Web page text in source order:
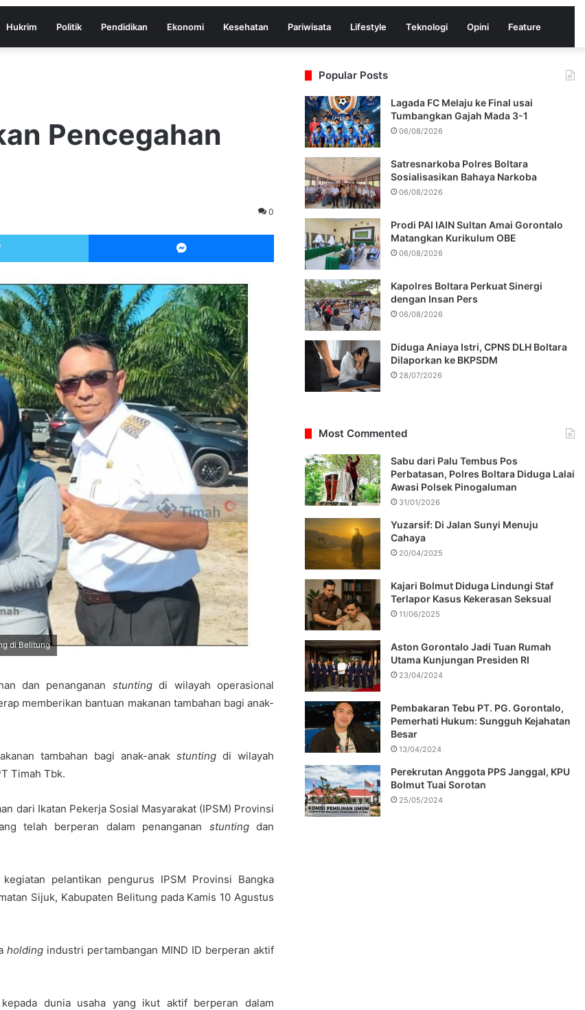
Hukrim Politik Pendidikan Ekonomi Kesehatan Pariwisata Lifestyle Teknologi Opini Feature
Pencegahan
0
Twitter Messenger
di Belitung
dan penanganan stuntingdi wilayah operasional
memberikan bantuan makanan tambahan bagi anak-
tambahan bagi anak-anak stuntingdi wilayah
Timah Tbk.
dari Ikatan Pekerja Sosial Masyarakat (IPSM) Provinsi
telah berperan dalam penanganan stuntingdan
pelantikan pengurus IPSM Provinsi Bangka
Sijuk, Kabupaten Belitung pada Kamis 10 Agustus
holding industri pertambangan MIND ID berperan aktif
dunia usaha yang ikut aktif berperan dalam
Popular Posts
Lagada FC Melaju ke Final usai
Tumbangkan Gajah Mada 3-1
06/08/2026
Satresnarkoba Polres Boltara
Sosialisasikan Bahaya Narkoba
06/08/2026
Prodi PAI IAIN Sultan Amai Gorontalo
Matangkan Kurikulum OBE
06/08/2026
Kapolres Boltara Perkuat Sinergi
dengan Insan Pers
06/08/2026
Diduga Aniaya Istri, CPNS DLH Boltara
Dilaporkan ke BKPSDM
28/07/2026
Most Commented
Sabu dari Palu Tembus Pos
Perbatasan, Polres Boltara Diduga Lalai
Awasi Polsek Pinogaluman
31/01/2026
Yuzarsif: Di Jalan Sunyi Menuju
Cahaya
20/04/2025
Kajari Bolmut Diduga Lindungi Staf
Terlapor Kasus Kekerasan Seksual
11/06/2025
Aston Gorontalo Jadi Tuan Rumah
Utama Kunjungan Presiden RI
23/04/2024
Pembakaran Tebu PT. PG. Gorontalo,
Pemerhati Hukum: Sungguh Kejahatan
Besar
13/04/2024
Perekrutan Anggota PPS Janggal, KPU
Bolmut Tuai Sorotan
25/05/2024